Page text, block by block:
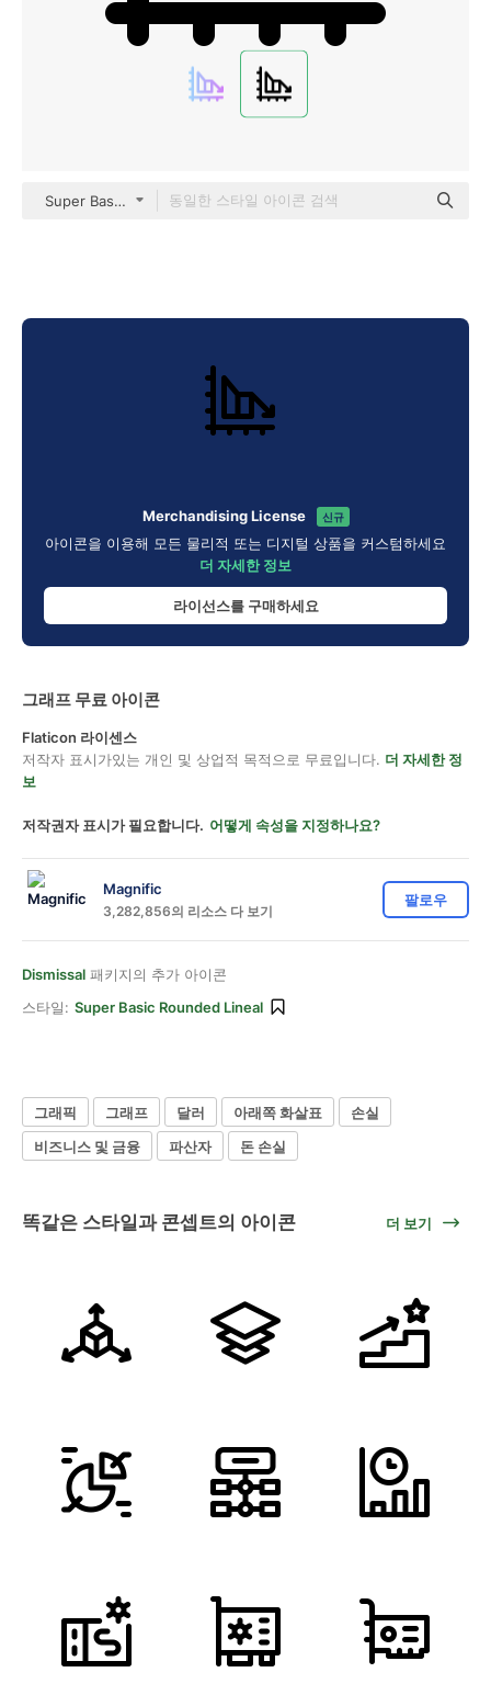
Super Basic Rounded Lineal
Merchandising License 신규
아이콘을 이용해 모든 물리적 또는 디지털 상품을 커스텀하세요
더 자세한 정보
라이선스를 구매하세요
그래프 무료 아이콘
Flaticon 라이센스
저작자 표시가있는 개인 및 상업적 목적으로 무료입니다. 더 자세한 정
보
저작권자 표시가 필요합니다. 어떻게 속성을 지정하나요?
Magnific
3,282,856의 리소스 다 보기
팔로우
Dismissal 패키지의 추가 아이콘
스타일: Super Basic Rounded Lineal
그래픽 그래프 달러 아래쪽 화살표
손실
비즈니스 및 금융
파산자 돈 손실
똑같은 스타일과 콘셉트의 아이콘 더 보기